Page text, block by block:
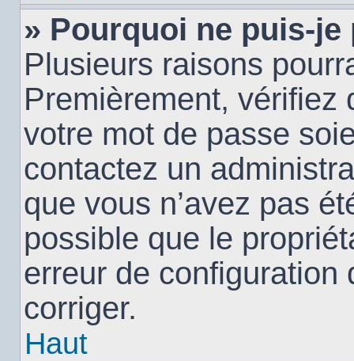
» Pourquoi ne puis-
Plusieurs raisons
Premièrement, vérifiez
votre mot de passe
contactez un
que vous n’avez pas
possible que le
erreur de configuration
corriger.
Haut